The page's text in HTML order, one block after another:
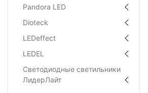
Pandora LED
Dioteck
LEDeffect
LEDEL
Светодиодные светильники
ЛидерЛайт